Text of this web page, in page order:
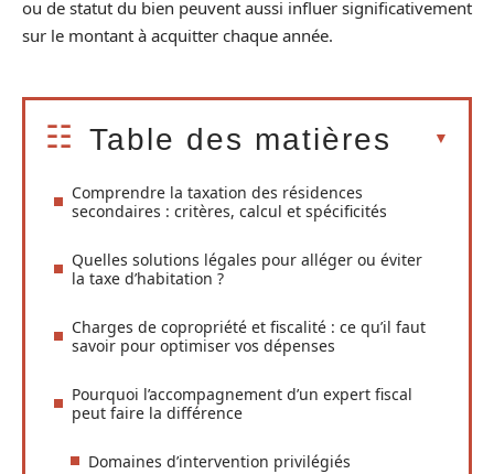
ou de statut du bien peuvent aussi influer significativement
sur le montant à acquitter chaque année.
Table des matières
Comprendre la taxation des résidences
secondaires : critères, calcul et spécificités
Quelles solutions légales pour alléger ou éviter
la taxe d’habitation ?
Charges de copropriété et fiscalité : ce qu’il faut
savoir pour optimiser vos dépenses
Pourquoi l’accompagnement d’un expert fiscal
peut faire la différence
Domaines d’intervention privilégiés